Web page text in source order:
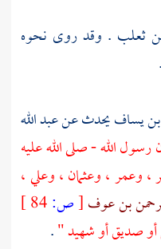
ثعلب . وقد روى نحوه
يسافيحدث عنعبد الله
رسول الله - صلى الله عليه
،وعمر،وعثمان،وعلي،
بن عوف[ص:
أو صديق أو شهيد ".